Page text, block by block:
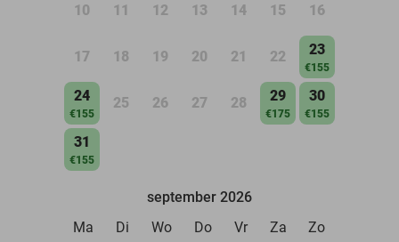
10 11 12 13 14 15 16
17 18 19 20 21 22 23
€155
24
€155
25 26 27 28 29
€175
30
€155
31
€155
september 2026
Ma
Di Wo Do Vr Za Zo